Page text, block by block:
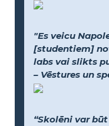
"Es veicu
[studentiem]
labs vai slikts
– Vēstures un
“Skolēni var